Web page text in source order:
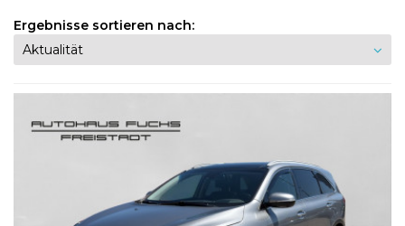
Ergebnisse sortieren nach: